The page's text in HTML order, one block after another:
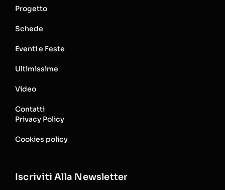
Progetto
Schede
Eventi e Feste
Ultimissime
Video
Contatti
Privacy Policy
Cookies policy
Iscriviti Alla Newsletter